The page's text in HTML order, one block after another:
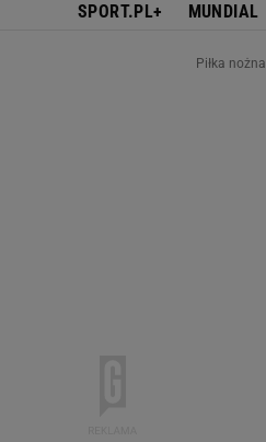
SPORT.PL+ MUNDIAL
Piłka nożna